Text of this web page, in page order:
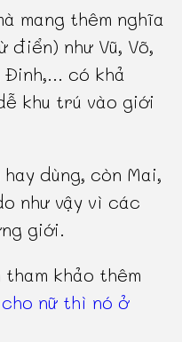
mang thêm nghĩa
như Vũ, Võ,
Đinh,... có khả
khu trú vào giới
dùng, còn Mai,
như vậy vì các
giới.
tham khảo thêm
nữ thì nó ở